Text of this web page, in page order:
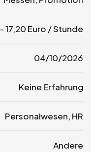
-17,20 Euro / Stunde
04/10/2026
Keine Erfahrung
Personalwesen, HR
Andere